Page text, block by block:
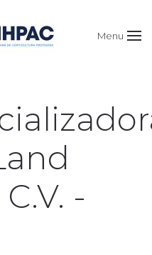
Menu
-